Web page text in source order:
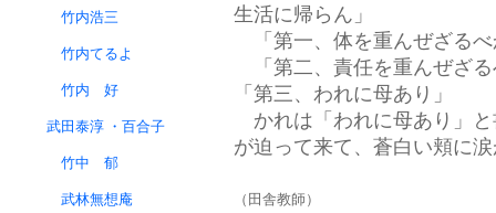
生活に帰らん」
「第一、体を重んぜざるべ
「第二、責任を重んぜざる
「第三、われに母あり」
かれは「われに母あり」
が迫って来て、蒼白い頬に
（田舎教師）
竹内浩三
竹内てるよ
竹内 好
武田泰淳 ・百合子
竹中 郁
武林無想庵